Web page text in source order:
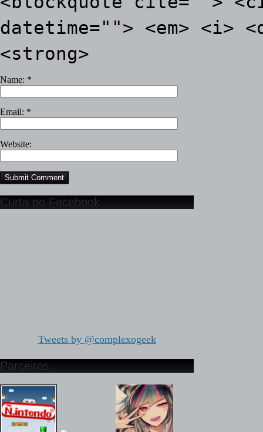
datetime=""> <em> <i>
<strong>
Name: *
Email: *
Website:
Curta no Facebook
Tweets by @complexogeek
Parceiros